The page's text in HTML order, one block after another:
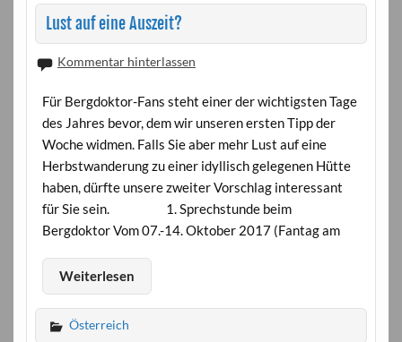
Lust auf eine Auszeit?
Kommentar hinterlassen
Für Bergdoktor-Fans steht einer der wichtigsten Tage
des Jahres bevor, dem wir unseren ersten Tipp der
Woche widmen. Falls Sie aber mehr Lust auf eine
Herbstwanderung zu einer idyllisch gelegenen Hütte
haben, dürfte unsere zweiter Vorschlag interessant
für Sie sein. 1. Sprechstunde beim
Bergdoktor Vom 07.-14. Oktober 2017 (Fantag am
Weiterlesen
Österreich